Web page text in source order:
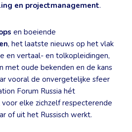
en projectmanagement.
en boeiende
, het laatste nieuws op het vlak
en vertaal- en tolkopleidingen,
met oude bekenden en de kans
vooral de onvergetelijke sfeer
Forum Russia hét
elke zichzelf respecterende
of uit het Russisch werkt.